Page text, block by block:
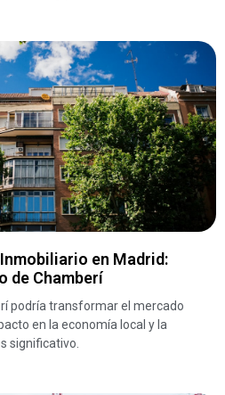
en Madrid:
de Chamberí
podría transformar el mercado
en la economía local y la
significativo.